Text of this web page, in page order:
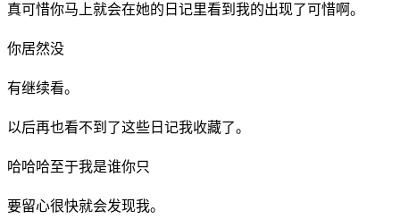
真可惜你马上就会在她的日记里看到我的出现了可惜啊。
你居然没
有继续看。
以后再也看不到了这些日记我收藏了。
哈哈哈至于我是谁你只
要留心很快就会发现我。